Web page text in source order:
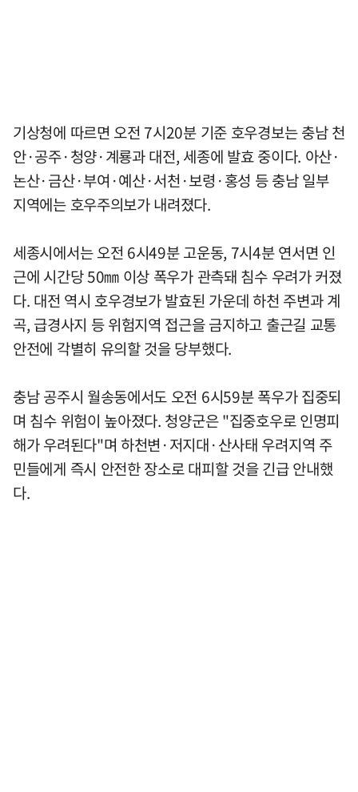
기상청에 따르면 오전 7시20분 기준 호우경보는 충남 천
안·공주·청양·계룡과 대전, 세종에 발효 중이다. 아산·
논산·금산·부여·예산·서천·보령·홍성 등 충남 일부
지역에는 호우주의보가 내려졌다.
세종시에서는 오전 6시49분 고운동, 7시4분 연서면 인
근에 시간당 50㎜ 이상 폭우가 관측돼 침수 우려가 커졌
다. 대전 역시 호우경보가 발효된 가운데 하천 주변과 계
곡, 급경사지 등 위험지역 접근을 금지하고 출근길 교통
안전에 각별히 유의할 것을 당부했다.
충남 공주시 월송동에서도 오전 6시59분 폭우가 집중되
며 침수 위험이 높아졌다. 청양군은 "집중호우로 인명피
해가 우려된다"며 하천변·저지대·산사태 우려지역 주
민들에게 즉시 안전한 장소로 대피할 것을 긴급 안내했
다.